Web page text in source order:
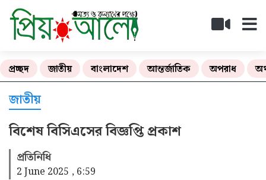
প্রচ্ছদ জাতীয় বাংলাদেশ আন্তর্জাতিক অপরাধ
জাতীয়
বিশেষ বিসিএসের বিজ্ঞপ্তি প্রকাশ
প্রতিনিধি
2 June 2025 , 6:59